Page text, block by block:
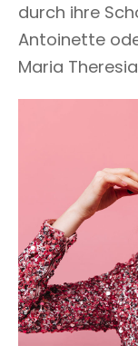
durch ihre
Antoinette
Maria